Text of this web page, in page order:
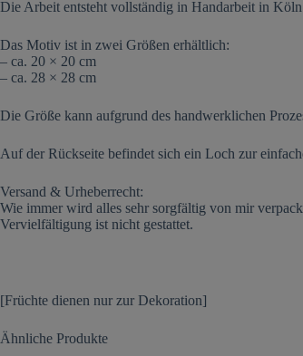
Die Arbeit entsteht vollständig in Handarbeit in
Das Motiv ist in zwei Größen erhältlich:
– ca. 20 × 20 cm
– ca. 28 × 28 cm
Die Größe kann aufgrund des handwerklichen
Auf der Rückseite befindet sich ein Loch zur
Versand & Urheberrecht:
Wie immer wird alles sehr sorgfältig von mir
Vervielfältigung ist nicht gestattet.
[Früchte dienen nur zur Dekoration]
Ähnliche Produkte